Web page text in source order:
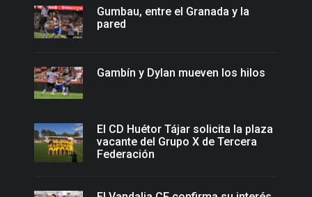
Gumbau, entre el Granada y la
pared
Gambín y Dylan mueven los hilos
El CD Huétor Tájar solicita la plaza
vacante del Grupo X de Tercera
Federación